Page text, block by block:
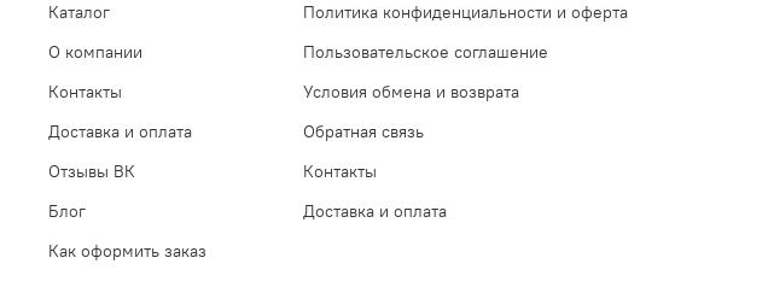
Каталог
О компании
Контакты
Доставка и оплата
Отзывы ВК
Блог
Как оформить заказ
Политика конфиденциальности и оферта
Пользовательское соглашение
Условия обмена и возврата
Обратная связь
Контакты
Доставка и оплата